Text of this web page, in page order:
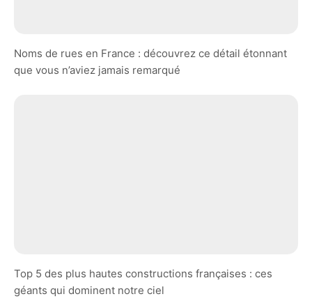
Noms de rues en France : découvrez ce détail étonnant
que vous n’aviez jamais remarqué
Top 5 des plus hautes constructions françaises : ces
géants qui dominent notre ciel